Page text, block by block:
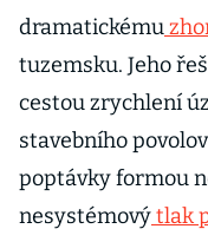
dramatickému
tuzemsku. Jeho
cestou zrychlení
stavebního
poptávky formou
nesystémovýtlak